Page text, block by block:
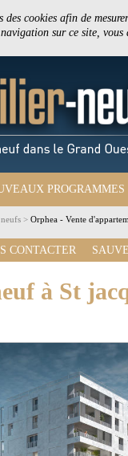
des cookies afin de
sur ce site,
PROGRAMMES
> Orphea - Vente
CONTACTER
à St